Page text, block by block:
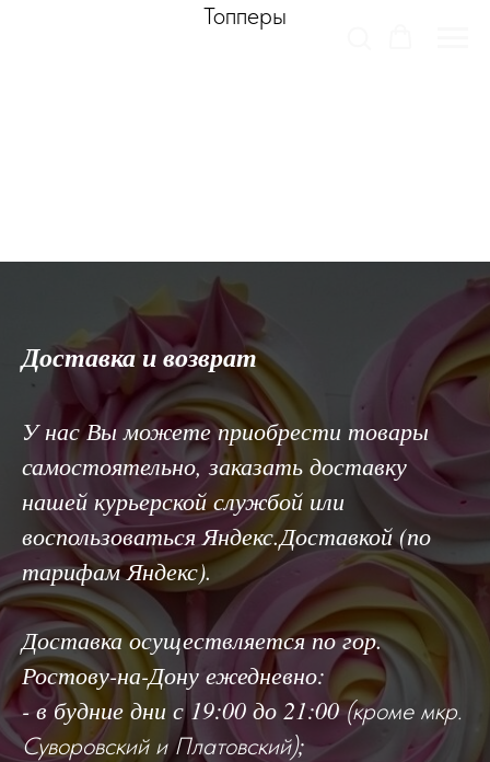
Топперы
Доставка и возврат
У нас Вы можете приобрести товары
самостоятельно, заказать доставку
нашей курьерской службой или
воспользоваться Яндекс.Доставкой (по
тарифам Яндекс).
Доставка осуществляется по гор.
Ростову-на-Дону ежедневно:
- в будние дни с 19:00 до 21:00(кроме мкр.
Суворовский и Платовский);